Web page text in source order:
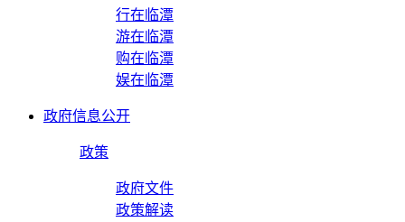
行在临潭
游在临潭
购在临潭
娱在临潭
政府信息公开
政策
政府文件
政策解读